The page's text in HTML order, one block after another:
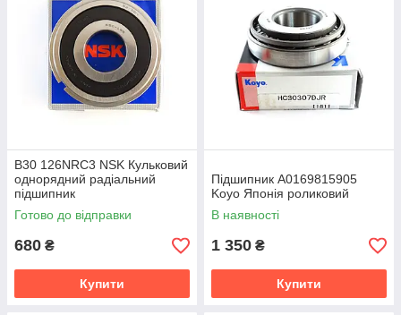
B30 126NRC3 NSK Кульковий
однорядний радіальний
підшипник
Готово до відправки
680 ₴
Купити
Підшипник A0169815905
Koyo Японія роликовий
В наявності
1 350 ₴
Купити